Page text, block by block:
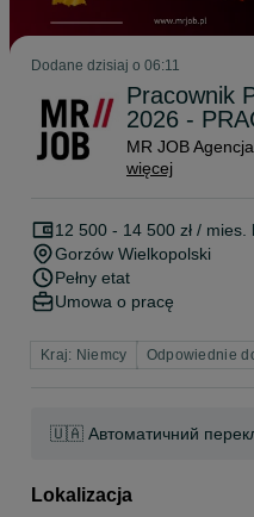
Dodane dzisiaj o 06:11
Pracownik
2026 -
MR JOB
więcej
12 500 - 14 500 zł / mies.
Gorzów Wielkopolski
Pełny etat
Umowa o pracę
Kraj: Niemcy Odpowiednie
🇺🇦 Автоматичний
Lokalizacja